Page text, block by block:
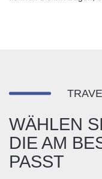
WÄHLEN
DIE AM
PASST